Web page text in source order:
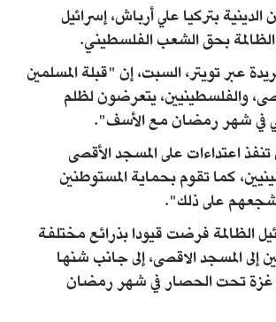
بتركيا علي أرباش، إسرائيل
بحق الشعب الفلسطيني.
عبر تويتر، السبت، إن "قبلة المسلمين
والفلسطينيين، يتعرضون لظلم
في شهر رمضان مع الأسف".
اعتداءات على المسجد الأقصى
كما تقوم بحماية المستوطنين
على ذلك".
الظالمة فرضت قيودا بذرائع مختلفة
إلى المسجد الاقصى، إلى جانب شنها
غزة تحت الحصار في شهر رمضان